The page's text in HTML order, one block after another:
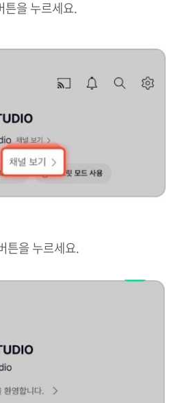
튼을 누르세요.
튼을 누르세요.